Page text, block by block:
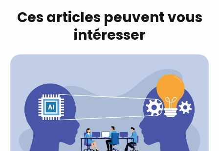
Ces articles peuvent vous
intéresser